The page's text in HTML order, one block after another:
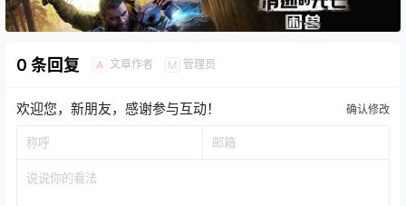
0 条回复 A 文章作者 M 管理员
欢迎您，新朋友，感谢参与互动！ 确认修改